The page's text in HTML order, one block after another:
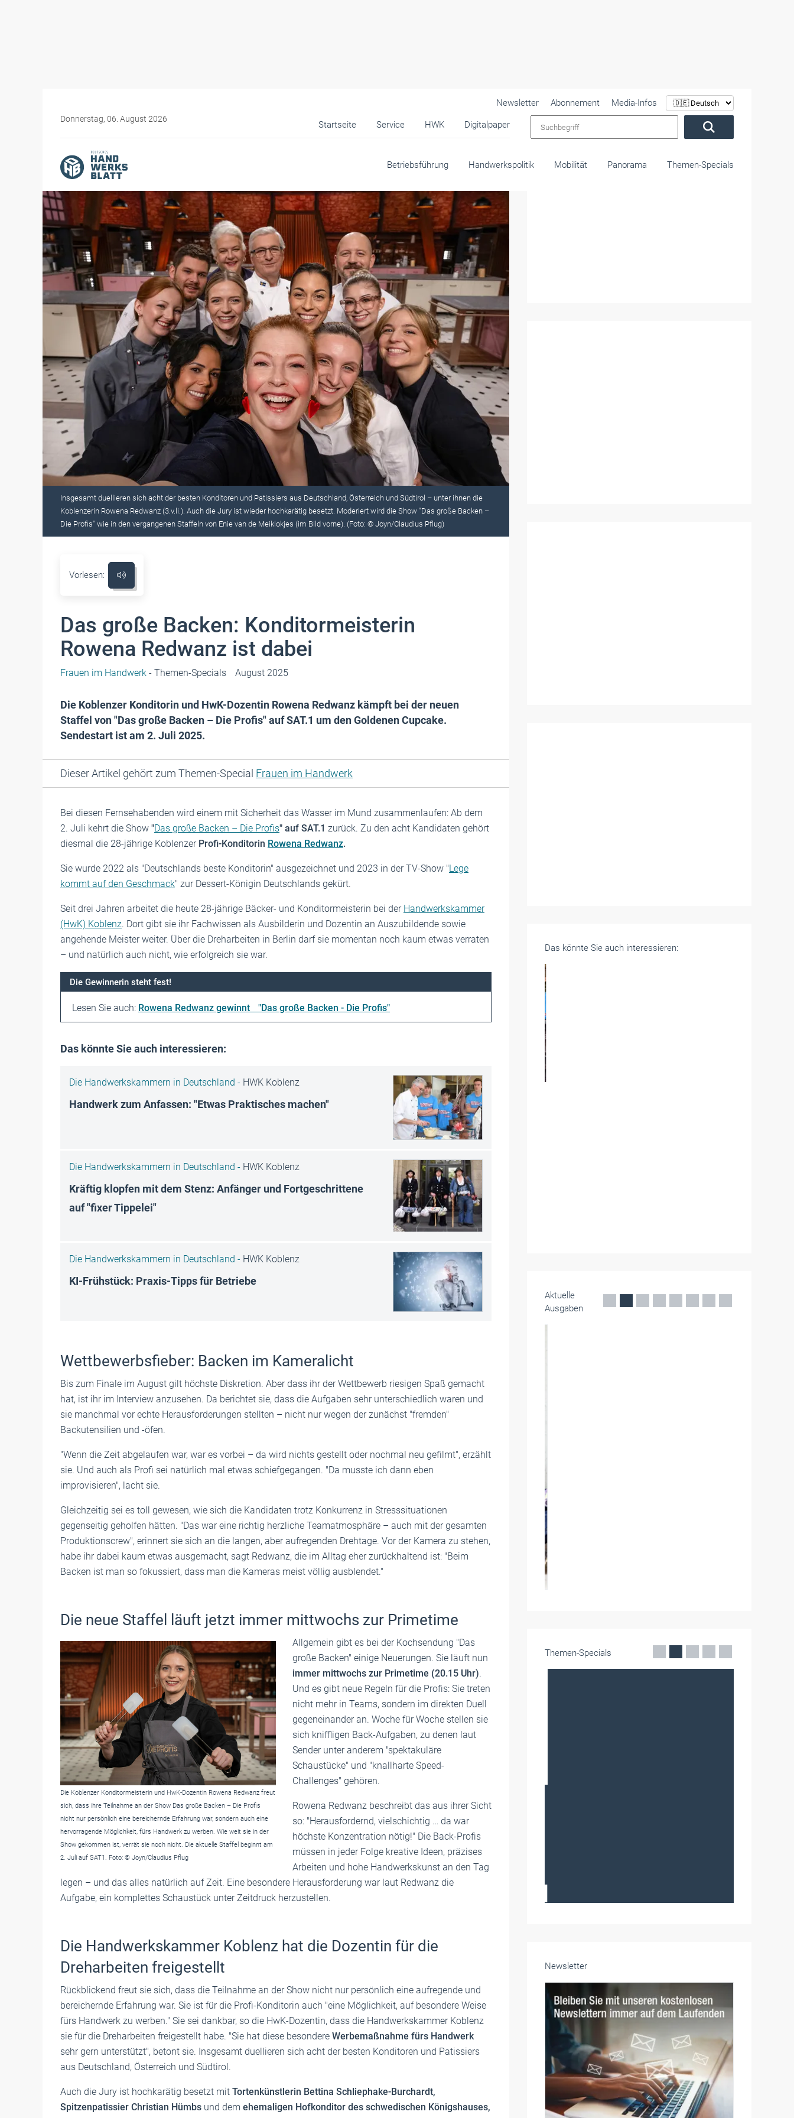
Donnerstag, 06. August 2026
Startseite Service HWK Digitalpaper
Newsletter Abonnement
Media-Infos
Betriebsführung Handwerkspolitik Mobilität Panorama Themen-Specials
Insgesamt duellieren sich acht der besten Konditoren und Patissiers aus Deutschland, Österreich und Südtirol – unter ihnen die
Koblenzerin Rowena Redwanz (3.v.li.). Auch die Jury ist wieder hochkarätig besetzt. Moderiert wird die Show "Das große Backen –
Die Profis" wie in den vergangenen Staffeln von Enie van de Meiklokjes (im Bild vorne). (Foto: © Joyn/Claudius Pflug)
Vorlesen:
Das große Backen: Konditormeisterin
Rowena Redwanz ist dabei
Frauen im Handwerk - Themen-Specials August 2025
Die Koblenzer Konditorin und HwK-Dozentin Rowena Redwanz kämpft bei der neuen
Staffel von "Das große Backen – Die Profis" auf SAT.1 um den Goldenen Cupcake.
Sendestart ist am 2. Juli 2025.
Dieser Artikel gehört zum Themen-Special Frauen im Handwerk
Bei diesen Fernsehabenden wird einem mit Sicherheit das Wasser im Mund zusammenlaufen: Ab dem
2. Juli kehrt die Show "Das große Backen – Die Profis" auf SAT.1 zurück. Zu den acht Kandidaten gehört
diesmal die 28-jährige Koblenzer Profi-Konditorin Rowena Redwanz.
Sie wurde 2022 als "Deutschlands beste Konditorin" ausgezeichnet und 2023 in der TV-Show "Lege
kommt auf den Geschmack" zur Dessert-Königin Deutschlands gekürt.
Seit drei Jahren arbeitet die heute 28-jährige Bäcker- und Konditormeisterin bei der Handwerkskammer
(HwK) Koblenz. Dort gibt sie ihr Fachwissen als Ausbilderin und Dozentin an Auszubildende sowie
angehende Meister weiter. Über die Dreharbeiten in Berlin darf sie momentan noch kaum etwas verraten
– und natürlich auch nicht, wie erfolgreich sie war.
Die Gewinnerin steht fest!
Lesen Sie auch: Rowena Redwanz gewinnt "Das große Backen - Die Profis"
Das könnte Sie auch interessieren:
Die Handwerkskammern in Deutschland - HWK Koblenz
Handwerk zum Anfassen: "Etwas Praktisches machen"
Die Handwerkskammern in Deutschland - HWK Koblenz
Kräftig klopfen mit dem Stenz: Anfänger und Fortgeschrittene
auf "fixer Tippelei"
Die Handwerkskammern in Deutschland - HWK Koblenz
KI-Frühstück: Praxis-Tipps für Betriebe
Wettbewerbsfieber: Backen im Kameralicht
Bis zum Finale im August gilt höchste Diskretion. Aber dass ihr der Wettbewerb riesigen Spaß gemacht
hat, ist ihr im Interview anzusehen. Da berichtet sie, dass die Aufgaben sehr unterschiedlich waren und
sie manchmal vor echte Herausforderungen stellten – nicht nur wegen der zunächst "fremden"
Backutensilien und -öfen.
"Wenn die Zeit abgelaufen war, war es vorbei – da wird nichts gestellt oder nochmal neu gefilmt", erzählt
sie. Und auch als Profi sei natürlich mal etwas schiefgegangen. "Da musste ich dann eben
improvisieren", lacht sie.
Gleichzeitig sei es toll gewesen, wie sich die Kandidaten trotz Konkurrenz in Stresssituationen
gegenseitig geholfen hätten. "Das war eine richtig herzliche Teamatmosphäre – auch mit der gesamten
Produktionscrew", erinnert sie sich an die langen, aber aufregenden Drehtage. Vor der Kamera zu stehen,
habe ihr dabei kaum etwas ausgemacht, sagt Redwanz, die im Alltag eher zurückhaltend ist: "Beim
Backen ist man so fokussiert, dass man die Kameras meist völlig ausblendet."
Die neue Staffel läuft jetzt immer mittwochs zur Primetime
Die Koblenzer Konditormeisterin und HwK-Dozentin Rowena Redwanz freut
sich, dass ihre Teilnahme an der Show Das große Backen – Die Profis
nicht nur persönlich eine bereichernde Erfahrung war, sondern auch eine
hervorragende Möglichkeit, fürs Handwerk zu werben. Wie weit sie in der
Show gekommen ist, verrät sie noch nicht. Die aktuelle Staffel beginnt am
2. Juli auf SAT1. Foto: © Joyn/Claudius Pflug
Allgemein gibt es bei der Kochsendung "Das
große Backen" einige Neuerungen. Sie läuft nun
immer mittwochs zur Primetime (20.15 Uhr).
Und es gibt neue Regeln für die Profis: Sie treten
nicht mehr in Teams, sondern im direkten Duell
gegeneinander an. Woche für Woche stellen sie
sich kniffligen Back-Aufgaben, zu denen laut
Sender unter anderem "spektakuläre
Schaustücke" und "knallharte Speed-
Challenges" gehören.
Rowena Redwanz beschreibt das aus ihrer Sicht
so: "Herausfordernd, vielschichtig … da war
höchste Konzentration nötig!" Die Back-Profis
müssen in jeder Folge kreative Ideen, präzises
Arbeiten und hohe Handwerkskunst an den Tag
legen – und das alles natürlich auf Zeit. Eine besondere Herausforderung war laut Redwanz die
Aufgabe, ein komplettes Schaustück unter Zeitdruck herzustellen.
Die Handwerkskammer Koblenz hat die Dozentin für die
Dreharbeiten freigestellt
Rückblickend freut sie sich, dass die Teilnahme an der Show nicht nur persönlich eine aufregende und
bereichernde Erfahrung war. Sie ist für die Profi-Konditorin auch "eine Möglichkeit, auf besondere Weise
fürs Handwerk zu werben." Sie sei dankbar, so die HwK-Dozentin, dass die Handwerkskammer Koblenz
sie für die Dreharbeiten freigestellt habe. "Sie hat diese besondere Werbemaßnahme fürs Handwerk
sehr gern unterstützt", betont sie. Insgesamt duellieren sich acht der besten Konditoren und Patissiers
aus Deutschland, Österreich und Südtirol.
Auch die Jury ist hochkarätig besetzt mit Tortenkünstlerin Bettina Schliephake-Burchardt,
Spitzenpatissier Christian Hümbs und dem ehemaligen Hofkonditor des schwedischen Königshauses,
Das könnte Sie auch interessieren:
Aktuelle
Themen-Specials
Newsletter